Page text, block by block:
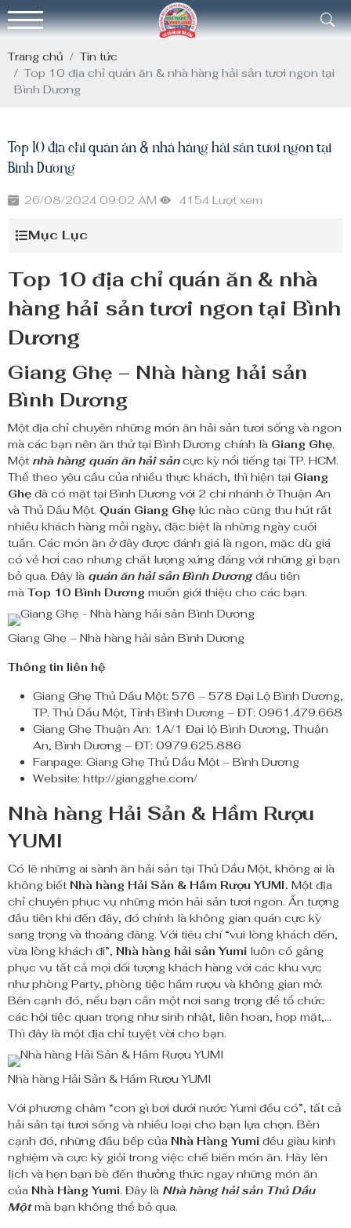
Trang chủ
Tin tức
Top 10 địa chỉ quán ăn & nhà hàng hải sản tươi ngon tại
Bình Dương
Top 10 địa chỉ quán ăn & nhà hàng hải sản tươi ngon tại
Bình Dương
26/08/2024 09:02 AM 4154 Lượt xem
Mục Lục
Top 10 địa chỉ quán ăn & nhà
hàng hải sản tươi ngon tại Bình
Dương
Giang Ghẹ – Nhà hàng hải sản
Bình Dương
Một địa chỉ chuyên những món ăn hải sản tươi sống và ngon
mà các bạn nên ăn thử tại Bình Dương chính là Giang Ghẹ.
Một nhà hàng quán ăn hải sảncực kỳ nổi tiếng tại TP. HCM.
Thể theo yêu cầu của nhiều thực khách, thì hiện tại Giang
Ghẹ đã có mặt tại Bình Dương với 2 chi nhánh ở Thuận An
và Thủ Dầu Một. Quán Giang Ghẹ lúc nào cũng thu hút rất
nhiều khách hàng mỗi ngày, đặc biệt là những ngày cuối
tuần. Các món ăn ở đây được đánh giá là ngon, mặc dù giá
có vẻ hơi cao nhưng chất lượng xứng đáng với những gì bạn
bỏ qua. Đây là quán ăn hải sản Bình Dươngđầu tiên
mà Top 10 Bình Dương muốn giới thiệu cho các bạn.
Giang Ghẹ – Nhà hàng hải sản Bình Dương
Thông tin liên hệ
Giang Ghẹ Thủ Dầu Một: 576 – 578 Đại Lộ Bình Dương,
TP. Thủ Dầu Một, Tỉnh Bình Dương – ĐT: 0961.479.668
Giang Ghẹ Thuận An: 1A/1 Đại lộ Bình Dương, Thuận
An, Bình Dương – ĐT: 0979.625.886
Fanpage: Giang Ghẹ Thủ Dầu Một – Bình Dương
Website: http://giangghe.com/
Nhà hàng Hải Sản & Hầm Rượu
YUMI
Có lẽ những ai sành ăn hải sản tại Thủ Dầu Một, không ai là
không biết Nhà hàng Hải Sản & Hầm Rượu YUMI. Một địa
chỉ chuyên phục vụ những món hải sản tươi ngon. Ấn tượng
đầu tiên khi đến đây, đó chính là không gian quán cực kỳ
sang trọng và thoáng đãng. Với tiêu chí “vui lòng khách đến,
vừa lòng khách đi”, Nhà hàng hải sản Yumi luôn cố gắng
phục vụ tất cả mọi đối tượng khách hàng với các khu vực
như phòng Party, phòng tiệc hầm rượu và không gian mở.
Bên cạnh đó, nếu bạn cần một nơi sang trọng để tổ chức
các hội tiệc quan trọng như sinh nhật, liên hoan, họp mặt,…
Thì đây là một địa chỉ tuyệt vời cho bạn.
Nhà hàng Hải Sản & Hầm Rượu YUMI
Với phương châm “con gì bơi dưới nước Yumi đều có”, tất cả
hải sản tại tươi sống và nhiều loại cho bạn lựa chọn. Bên
cạnh đó, những đầu bếp của Nhà Hàng Yumi đều giàu kinh
nghiệm và cực kỳ giỏi trong việc chế biến món ăn. Hãy lên
lịch và hẹn bạn bè đến thưởng thức ngay những món ăn
của Nhà Hàng Yumi. Đây là Nhà hàng hải sản Thủ Dầu
Mộtmà bạn không thể bỏ qua.